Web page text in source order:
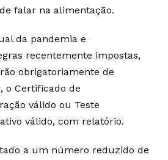
falar na alimentação.
da pandemia e
recentemente impostas,
obrigatoriamente de
o Certificado de
válido ou Teste
válido, com relatório.
a um número reduzido de